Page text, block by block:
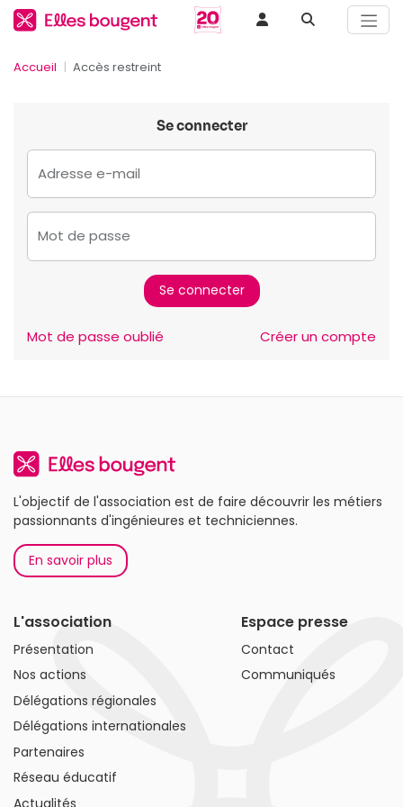
Accueil Accès restreint
Se connecter
Adresse e-mail
Mot de passe
Mot de passe oublié Créer un compte
L'objectif de l'association est de faire découvrir les métiers
passionnants d'ingénieures et techniciennes.
En savoir plus
L'association
Présentation
Nos actions
Délégations régionales
Délégations internationales
Partenaires
Réseau éducatif
Actualités
Espace presse
Contact
Communiqués